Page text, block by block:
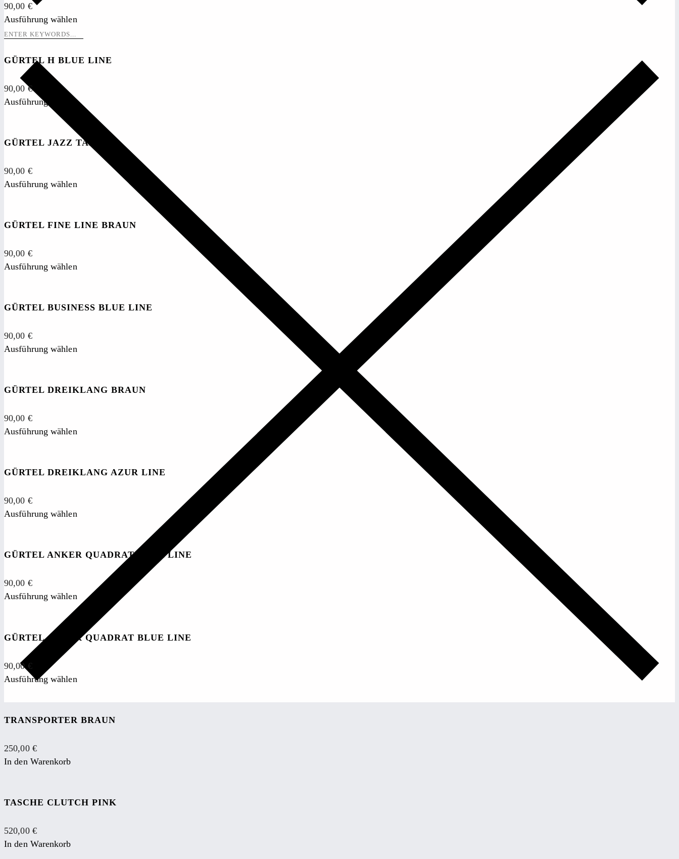
90,00 €
Ausführung wählen
GÜRTEL H BLUE LINE
90,00€
Ausführung wählen
GÜRTEL JAZZ TAN
90,00 €
Ausführung wählen
GÜRTEL FINE LINE BRAUN
90,00 €
Ausführung wählen
GÜRTEL BUSINESS BLUE LINE
90,00 €
Ausführung wählen
GÜRTEL DREIKLANG BRAUN
90,00 €
Ausführung wählen
GÜRTEL DREIKLANG AZUR LINE
90,00 €
Ausführung wählen
GÜRTEL ANKER QUADRAT AZUR LINE
90,00 €
Ausführung wählen
GÜRTEL ANKER QUADRAT BLUE LINE
90,00 €
Ausführung wählen
TRANSPORTER BRAUN
250,00 €
In den Warenkorb
TASCHE CLUTCH PINK
520,00 €
In den Warenkorb